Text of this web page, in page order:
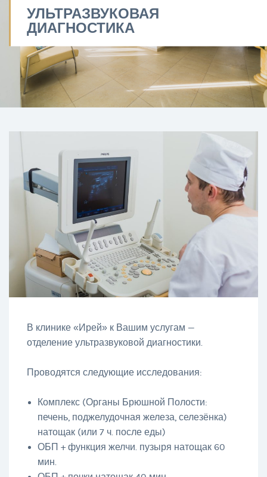
УЛЬТРАЗВУКОВАЯ
ДИАГНОСТИКА
В клинике «Ирей» к Вашим услугам —
отделение ультразвуковой диагностики.
Проводятся следующие исследования:
Комплекс (Органы Брюшной Полости:
печень, поджелудочная железа, селезёнка)
натощак (или 7 ч. после еды)
ОБП + функция желчи. пузыря натощак 60
мин.